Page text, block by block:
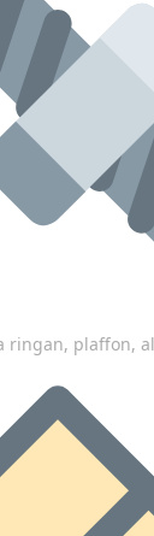
ringan, plaffon,